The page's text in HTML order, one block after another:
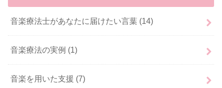
音楽療法士があなたに届けたい言葉 (14)
音楽療法の実例 (1)
音楽を用いた支援 (7)